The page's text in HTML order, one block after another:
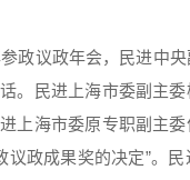
政议政年会，民进中
。民进上海市委副主
上海市委原专职副主
议政成果奖的决定”。